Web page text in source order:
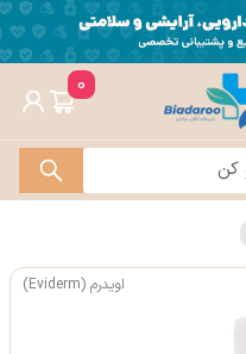
0
اویدرم (Eviderm)